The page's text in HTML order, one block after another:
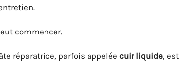
commencer.
réparatrice, parfois appelée cuir liquide, est